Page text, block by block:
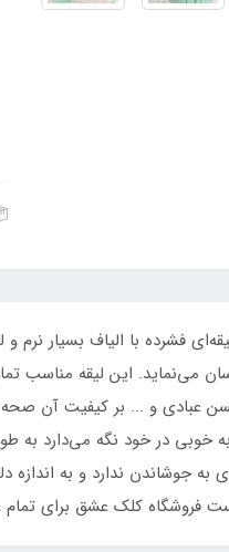
فشرده با الیاف بسیار
می‌نماید. این لیقه مناسب
عبادی و ... بر کیفیت آن
در خود نگه می‌دارد به
به جوشاندن ندارد و به
فروشگاه کلک عشق برای تمام